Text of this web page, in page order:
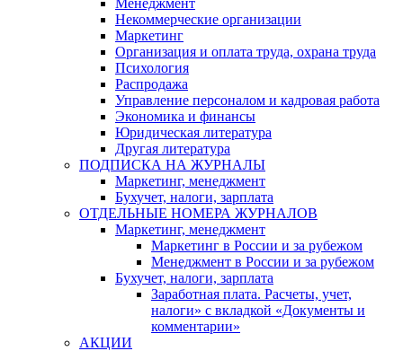
Менеджмент
Некоммерческие организации
Маркетинг
Организация и оплата труда, охрана труда
Психология
Распродажа
Управление персоналом и кадровая работа
Экономика и финансы
Юридическая литература
Другая литература
ПОДПИСКА НА ЖУРНАЛЫ
Маркетинг, менеджмент
Бухучет, налоги, зарплата
ОТДЕЛЬНЫЕ НОМЕРА ЖУРНАЛОВ
Маркетинг, менеджмент
Маркетинг в России и за рубежом
Менеджмент в России и за рубежом
Бухучет, налоги, зарплата
Заработная плата. Расчеты, учет,
налоги» с вкладкой «Документы и
комментарии»
АКЦИИ